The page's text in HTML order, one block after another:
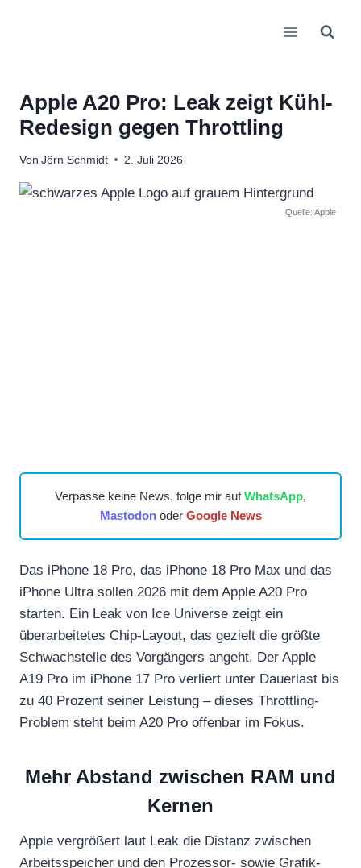
Apple A20 Pro: Leak zeigt Kühl-
Redesign gegen Throttling
Von Jörn Schmidt 2. Juli 2026
Quelle: Apple
Verpasse keine News, folge mir aufWhatsApp,
Mastodonoder Google News
Das iPhone 18 Pro, das iPhone 18 Pro Max und das
iPhone Ultra sollen 2026 mit dem Apple A20 Pro
starten. Ein Leak von Ice Universe zeigt ein
überarbeitetes Chip-Layout, das gezielt die größte
Schwachstelle des Vorgängers angeht. Der Apple
A19 Pro im iPhone 17 Pro verliert unter Dauerlast bis
zu 40 Prozent seiner Leistung – dieses Throttling-
Problem steht beim A20 Pro offenbar im Fokus.
Mehr Abstand zwischen RAM und
Kernen
Apple vergrößert laut Leak die Distanz zwischen
Arbeitsspeicher und den Prozessor- sowie Grafik-